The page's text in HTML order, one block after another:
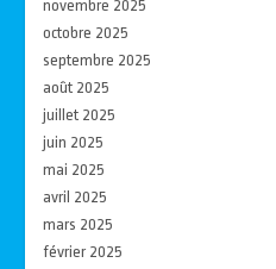
novembre 2025
octobre 2025
septembre 2025
août 2025
juillet 2025
juin 2025
mai 2025
avril 2025
mars 2025
février 2025